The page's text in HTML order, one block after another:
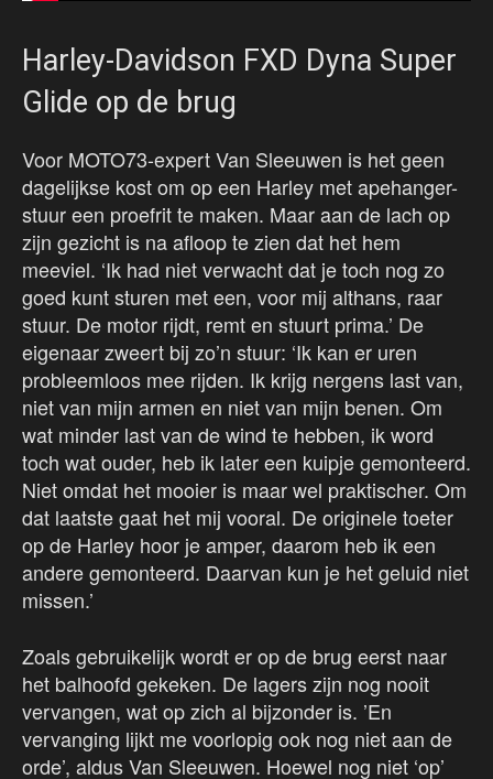
Harley-Davidson FXD Dyna Super
Glide op de brug
Voor MOTO73-expert Van Sleeuwen is het geen
dagelijkse kost om op een Harley met apehanger-
stuur een proefrit te maken. Maar aan de lach op
zijn gezicht is na afloop te zien dat het hem
meeviel. ‘Ik had niet verwacht dat je toch nog zo
goed kunt sturen met een, voor mij althans, raar
stuur. De motor rijdt, remt en stuurt prima.’ De
eigenaar zweert bij zo’n stuur: ‘Ik kan er uren
probleemloos mee rijden. Ik krijg nergens last van,
niet van mijn armen en niet van mijn benen. Om
wat minder last van de wind te hebben, ik word
toch wat ouder, heb ik later een kuipje gemonteerd.
Niet omdat het mooier is maar wel praktischer. Om
dat laatste gaat het mij vooral. De originele toeter
op de Harley hoor je amper, daarom heb ik een
andere gemonteerd. Daarvan kun je het geluid niet
missen.’
Zoals gebruikelijk wordt er op de brug eerst naar
het balhoofd gekeken. De lagers zijn nog nooit
vervangen, wat op zich al bijzonder is. ’En
vervanging lijkt me voorlopig ook nog niet aan de
orde’, aldus Van Sleeuwen. Hoewel nog niet ‘op’